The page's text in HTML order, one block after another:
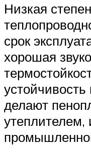
Низкая
срок
хорошая
делают